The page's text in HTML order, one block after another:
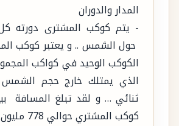
المدار والدوران
حول الشمس .. و يعتبر كوكب
الكوكب الوحيد في كواكب
الذي يمتلك خارج حجم الشمس
ثنائي … و لقد تبلغ المسافة
كوكب المشتري حوالي 778 مليون كم .